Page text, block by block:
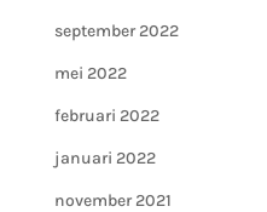
september 2022
mei 2022
februari 2022
januari 2022
november 2021